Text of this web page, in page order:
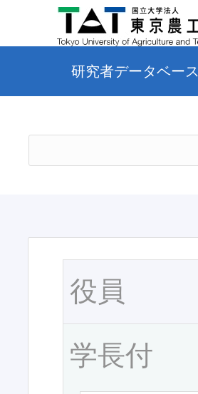
研究者データベース
役員
学長付